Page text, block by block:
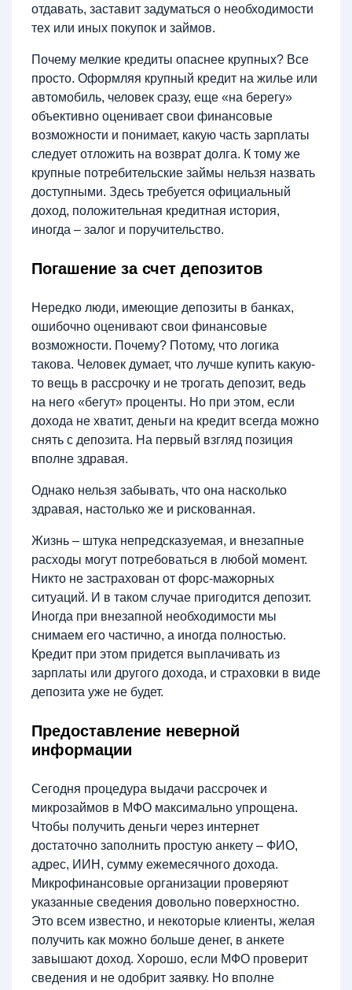
отдавать, заставит задуматься о необходимости
тех или иных покупок и займов.
Почему мелкие кредиты опаснее крупных? Все
просто. Оформляя крупный кредит на жилье или
автомобиль, человек сразу, еще «на берегу»
объективно оценивает свои финансовые
возможности и понимает, какую часть зарплаты
следует отложить на возврат долга. К тому же
крупные потребительские займы нельзя назвать
доступными. Здесь требуется официальный
доход, положительная кредитная история,
иногда – залог и поручительство.
Погашение за счет депозитов
Нередко люди, имеющие депозиты в банках,
ошибочно оценивают свои финансовые
возможности. Почему? Потому, что логика
такова. Человек думает, что лучше купить какую-
то вещь в рассрочку и не трогать депозит, ведь
на него «бегут» проценты. Но при этом, если
дохода не хватит, деньги на кредит всегда можно
снять с депозита. На первый взгляд позиция
вполне здравая.
Однако нельзя забывать, что она насколько
здравая, настолько же и рискованная.
Жизнь – штука непредсказуемая, и внезапные
расходы могут потребоваться в любой момент.
Никто не застрахован от форс-мажорных
ситуаций. И в таком случае пригодится депозит.
Иногда при внезапной необходимости мы
снимаем его частично, а иногда полностью.
Кредит при этом придется выплачивать из
зарплаты или другого дохода, и страховки в виде
депозита уже не будет.
Предоставление неверной
информации
Сегодня процедура выдачи рассрочек и
микрозаймов в МФО максимально упрощена.
Чтобы получить деньги через интернет
достаточно заполнить простую анкету – ФИО,
адрес, ИИН, сумму ежемесячного дохода.
Микрофинансовые организации проверяют
указанные сведения довольно поверхностно.
Это всем известно, и некоторые клиенты, желая
получить как можно больше денег, в анкете
завышают доход. Хорошо, если МФО проверит
сведения и не одобрит заявку. Но вполне